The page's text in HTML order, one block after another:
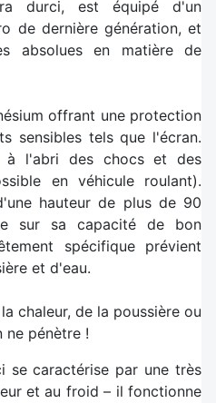
durci, est équipé d'un
de dernière génération, et
absolues en matière de
offrant une protection
sensibles tels que l'écran.
à l'abri des chocs et des
en véhicule roulant).
hauteur de plus de 90
sur sa capacité de bon
spécifique prévient
et d'eau.
chaleur, de la poussière ou
ne pénètre !
se caractérise par une très
et au froid – il fonctionne